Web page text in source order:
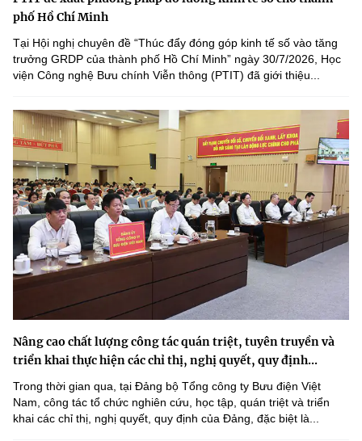
phố Hồ Chí Minh
Tại Hội nghị chuyên đề “Thúc đẩy đóng góp kinh tế số vào tăng
trưởng GRDP của thành phố Hồ Chí Minh” ngày 30/7/2026, Học
viện Công nghệ Bưu chính Viễn thông (PTIT) đã giới thiệu...
Nâng cao chất lượng công tác quán triệt, tuyên truyền và
triển khai thực hiện các chỉ thị, nghị quyết, quy định...
Trong thời gian qua, tại Đảng bộ Tổng công ty Bưu điện Việt
Nam, công tác tổ chức nghiên cứu, học tập, quán triệt và triển
khai các chỉ thị, nghị quyết, quy định của Đảng, đặc biệt là...